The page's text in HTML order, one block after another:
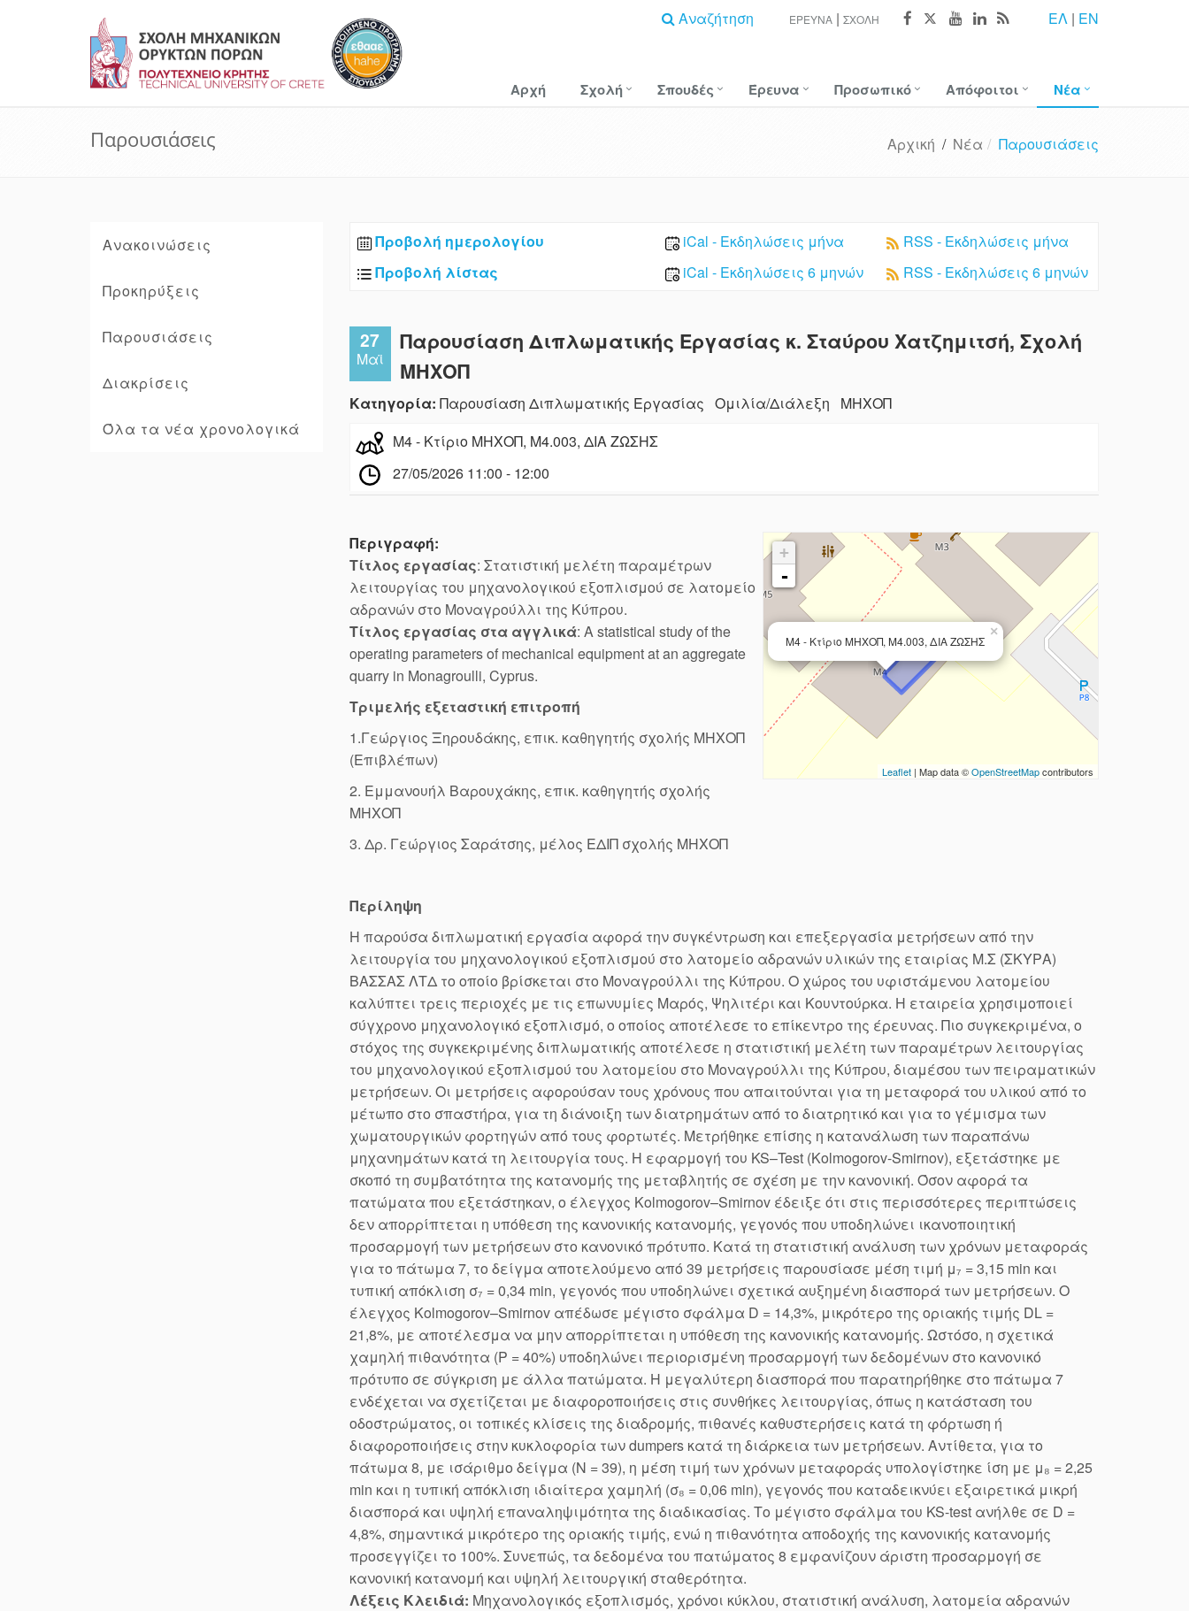
ΕΛ | EN
ΈΡΕΥΝΑ ΣΧΟΛΉ
Αναζήτηση
Αρχή Σχολή Σπουδές Έρευνα Προσωπικό Απόφοιτοι Νέα
Παρουσιάσεις Αρχική / Νέα Παρουσιάσεις
Ανακοινώσεις
Προκηρύξεις
Παρουσιάσεις
Διακρίσεις
Όλα τα νέα χρονολογικά
Προβολή ημερολογίου
Προβολή λίστας
iCal - Εκδηλώσεις μήνα
iCal - Εκδηλώσεις 6 μηνών
RSS - Εκδηλώσεις μήνα
RSS - Εκδηλώσεις 6 μηνών
27
Μαϊ
Παρουσίαση Διπλωματικής Εργασίας κ. Σταύρου Χατζημιτσή, Σχολή
ΜΗΧΟΠ
Κατηγορία: Παρουσίαση Διπλωματικής Εργασίας Ομιλία/Διάλεξη ΜΗΧΟΠ
Μ4 - Κτίριο ΜΗΧΟΠ, Μ4.003, ΔΙΑ ΖΩΣΗΣ
27/05/2026 11:00 - 12:00
×
Μ4 - Κτίριο ΜΗΧΟΠ, Μ4.003, ΔΙΑ ΖΩΣΗΣ
+
-
Leaflet | Map data ©OpenStreetMapcontributors
Περιγραφή:
Τίτλος εργασίας: Στατιστική μελέτη παραμέτρων
λειτουργίας του μηχανολογικού εξοπλισμού σε λατομείο
αδρανών στο Μοναγρούλλι της Κύπρου.
Τίτλος εργασίας στα αγγλικά: A statistical study of the
operating parameters of mechanical equipment at an aggregate
quarry in Monagroulli, Cyprus.
Τριμελής εξεταστική επιτροπή
1.Γεώργιος Ξηρουδάκης, επικ. καθηγητής σχολής ΜΗΧΟΠ
(Επιβλέπων)
2. Εμμανουήλ Βαρουχάκης, επικ. καθηγητής σχολής
ΜΗΧΟΠ
3. Δρ. Γεώργιος Σαράτσης, μέλος ΕΔΙΠ σχολής ΜΗΧΟΠ
Περίληψη
Η παρούσα διπλωματική εργασία αφορά την συγκέντρωση και επεξεργασία μετρήσεων από την
λειτουργία του μηχανολογικού εξοπλισμού στο λατομείο αδρανών υλικών της εταιρίας Μ.Σ (ΣΚΥΡΑ)
ΒΑΣΣΑΣ ΛΤΔ το οποίο βρίσκεται στο Μοναγρούλλι της Κύπρου. Ο χώρος του υφιστάμενου λατομείου
καλύπτει τρεις περιοχές με τις επωνυμίες Μαρός, Ψηλιτέρι και Κουντούρκα. Η εταιρεία χρησιμοποιεί
σύγχρονο μηχανολογικό εξοπλισμό, ο οποίος αποτέλεσε το επίκεντρο της έρευνας. Πιο συγκεκριμένα, ο
στόχος της συγκεκριμένης διπλωματικής αποτέλεσε η στατιστική μελέτη των παραμέτρων λειτουργίας
του μηχανολογικού εξοπλισμού του λατομείου στο Μοναγρούλλι της Κύπρου, διαμέσου των πειραματικών
μετρήσεων. Οι μετρήσεις αφορούσαν τους χρόνους που απαιτούνται για τη μεταφορά του υλικού από το
μέτωπο στο σπαστήρα, για τη διάνοιξη των διατρημάτων από το διατρητικό και για το γέμισμα των
χωματουργικών φορτηγών από τους φορτωτές. Μετρήθηκε επίσης η κατανάλωση των παραπάνω
μηχανημάτων κατά τη λειτουργία τους. Η εφαρμογή του KS–Test (Kolmogorov-Smirnov), εξετάστηκε με
σκοπό τη συμβατότητα της κατανομής της μεταβλητής σε σχέση με την κανονική. Όσον αφορά τα
πατώματα που εξετάστηκαν, ο έλεγχος Kolmogorov–Smirnov έδειξε ότι στις περισσότερες περιπτώσεις
δεν απορρίπτεται η υπόθεση της κανονικής κατανομής, γεγονός που υποδηλώνει ικανοποιητική
προσαρμογή των μετρήσεων στο κανονικό πρότυπο. Κατά τη στατιστική ανάλυση των χρόνων μεταφοράς
για το πάτωμα 7, το δείγμα αποτελούμενο από 39 μετρήσεις παρουσίασε μέση τιμή μ₇ = 3,15 min και
τυπική απόκλιση σ₇ = 0,34 min, γεγονός που υποδηλώνει σχετικά αυξημένη διασπορά των μετρήσεων. Ο
έλεγχος Kolmogorov–Smirnov απέδωσε μέγιστο σφάλμα D = 14,3%, μικρότερο της οριακής τιμής DL =
21,8%, με αποτέλεσμα να μην απορρίπτεται η υπόθεση της κανονικής κατανομής. Ωστόσο, η σχετικά
χαμηλή πιθανότητα (P = 40%) υποδηλώνει περιορισμένη προσαρμογή των δεδομένων στο κανονικό
πρότυπο σε σύγκριση με άλλα πατώματα. Η μεγαλύτερη διασπορά που παρατηρήθηκε στο πάτωμα 7
ενδέχεται να σχετίζεται με διαφοροποιήσεις στις συνθήκες λειτουργίας, όπως η κατάσταση του
οδοστρώματος, οι τοπικές κλίσεις της διαδρομής, πιθανές καθυστερήσεις κατά τη φόρτωση ή
διαφοροποιήσεις στην κυκλοφορία των dumpers κατά τη διάρκεια των μετρήσεων. Αντίθετα, για το
πάτωμα 8, με ισάριθμο δείγμα (N = 39), η μέση τιμή των χρόνων μεταφοράς υπολογίστηκε ίση με μ₈ = 2,25
min και η τυπική απόκλιση ιδιαίτερα χαμηλή (σ₈ = 0,06 min), γεγονός που καταδεικνύει εξαιρετικά μικρή
διασπορά και υψηλή επαναληψιμότητα της διαδικασίας. Το μέγιστο σφάλμα του KS-test ανήλθε σε D =
4,8%, σημαντικά μικρότερο της οριακής τιμής, ενώ η πιθανότητα αποδοχής της κανονικής κατανομής
προσεγγίζει το 100%. Συνεπώς, τα δεδομένα του πατώματος 8 εμφανίζουν άριστη προσαρμογή σε
κανονική κατανομή και υψηλή λειτουργική σταθερότητα.
Λέξεις Κλειδιά: Μηχανολογικός εξοπλισμός, χρόνοι κύκλου, στατιστική ανάλυση, λατομεία αδρανών